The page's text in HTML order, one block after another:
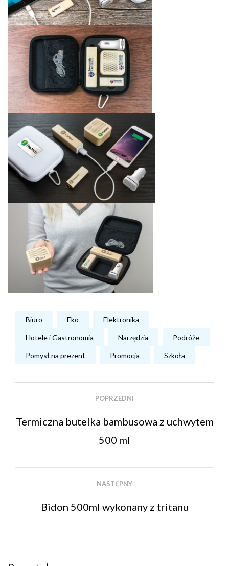
Biuro Eko Elektronika
Hotele i Gastronomia Narzędzia Podróże
Pomysł na prezent Promocja Szkoła
POPRZEDNI
Termiczna butelka bambusowa z uchwytem
500 ml
NASTĘPNY
Bidon 500ml wykonany z tritanu